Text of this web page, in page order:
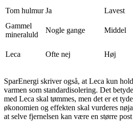
Tom hulmur Ja Lavest
Gammel
mineraluld
Nogle gange Middel
Leca Ofte nej Høj
SparEnergi skriver også, at Leca kun
varmen som standardisolering. Det
med Leca skal tømmes, men det er et
økonomien og effekten skal vurderes
at selve fjernelsen kan være en større